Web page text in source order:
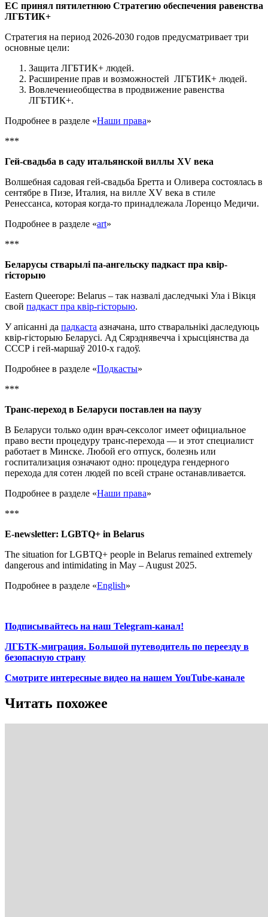
ЕС принял пятилетнюю Стратегию обеспечения равенства
ЛГБТИК+
Стратегия на период 2026-2030 годов предусматривает три
основные цели:
Защита ЛГБТИК+ людей.
Расширение прав и возможностей ЛГБТИК+ людей.
Вовлечениеобщества в продвижение равенства
ЛГБТИК+.
Подробнее в разделе «Наши права»
***
Гей-свадьба в саду итальянской виллы XV века
Волшебная садовая гей-свадьба Бретта и Оливера состоялась в
сентябре в Пизе, Италия, на вилле XV века в стиле
Ренессанса, которая когда-то принадлежала Лоренцо Медичи.
Подробнее в разделе «art»
***
Беларусы стварылі па-ангельску падкаст пра квір-
гісторыю
Eastern Queerope: Belarus – так назвалі даследчыкі Ула і Вікця
свой падкаст пра квір-гісторыю.
У апісанні да падкаста азначана, што стваральнікі даследуюць
квір-гісторыю Беларусі. Ад Сярэднявечча і хрысціянства да
СССР і гей-маршаў 2010-х гадоў.
Подробнее в разделе «Подкасты»
***
Транс-переход в Беларуси поставлен на паузу
В Беларуси только один врач-сексолог имеет официальное
право вести процедуру транс-перехода — и этот специалист
работает в Минске. Любой его отпуск, болезнь или
госпитализация означают одно: процедура гендерного
перехода для сотен людей по всей стране останавливается.
Подробнее в разделе «Наши права»
***
E-newsletter: LGBTQ+ in Belarus
The situation for LGBTQ+ people in Belarus remained extremely
dangerous and intimidating in May – August 2025.
Подробнее в разделе «English»
Подписывайтесь на наш Telegram-канал!
ЛГБТК-миграция. Большой путеводитель по переезду в
безопасную страну
Смотрите интересные видео на нашем YouTube-канале
Читать похожее